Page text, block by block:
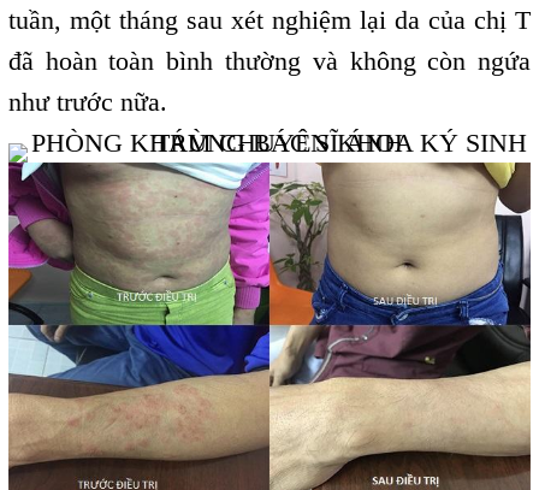
tuần, một tháng sau xét nghiệm lại da của chị T
đã hoàn toàn bình thường và không còn ngứa
như trước nữa.